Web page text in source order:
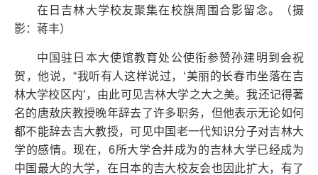
在日吉林大学校友聚集在校旗周围合影留念。（摄
影：蒋丰）
中国驻日本大使馆教育处公使衔参赞孙建明到会祝
贺，他说，“我听有人这样说过，‘美丽的长春市坐落在吉
林大学校区内’，由此可见吉林大学之大之美。我还记得著
名的唐敖庆教授晚年辞去了许多职务，但他表示无论如何
都不能辞去吉大教授，可见中国老一代知识分子对吉林大
学的感情。现在，6所大学合并成为的吉林大学已经成为
中国最大的大学，在日本的吉大校友会也因此扩大，有了